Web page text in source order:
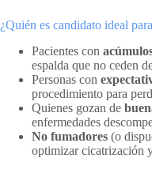
¿Quién es candidato ideal
Pacientes con
espalda que no ceden
Personas con
procedimiento para
Quienes gozan de
enfermedades
No fumadores (o
optimizar cicatrización